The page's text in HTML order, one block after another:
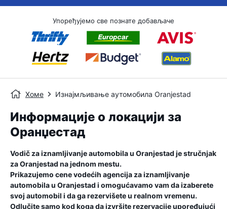
Упоређујемо све познате добављаче
Хоме Изнајмљивање аутомобила Oranjestad
Информације о локацији за
Оранџестад
Vodič za iznamljivanje automobila u Oranjestad je stručnjak
zaOranjestad na jednom mestu.
Prikazujemo cene vodećih agencija za iznamljivanje
automobila u Oranjestad i omogućavamo vam da izaberete
svoj automobil i da ga rezervišete u realnom vremenu.
Odlučite samo kod koga da izvršite rezervacije upoređujući